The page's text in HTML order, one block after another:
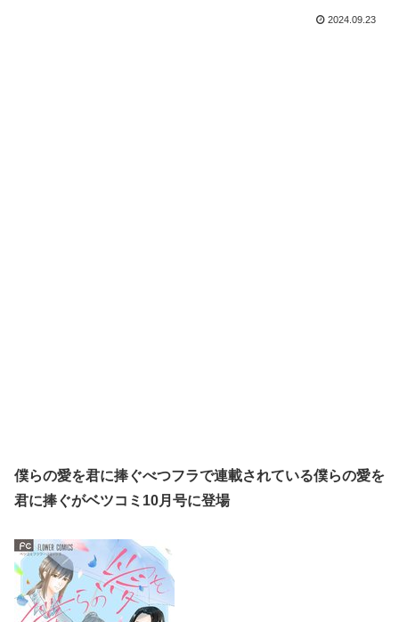
2024.09.23
僕らの愛を君に捧ぐべつフラで連載されている僕らの愛を
君に捧ぐがベツコミ10月号に登場